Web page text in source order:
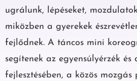
ugrálunk, lépéseket,
miközben a gyerekek
fejlődnek. A táncos mini
segítenek az egyensúlyérzék
fejlesztésében, a közös